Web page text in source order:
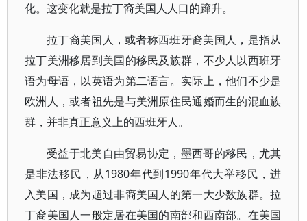
化。这变化就是拉丁裔美国人人口的蹿升。
拉丁裔美国人，或者称西班牙裔美国人，是指从
拉丁美洲移居到美国的移民及族群，不少人以西班牙
语为母语，以英语为第二语言。实际上，他们不少是
欧洲人，或者祖先是与美洲原住民通婚而生的混血族
群，并非真正意义上的西班牙人。
受益于北美自由贸易协定，墨西哥的移民，尤其
是非法移民，从1980年代到1990年代大举移民，进
入美国，成为超过非裔美国人的第一大少数族群。拉
丁裔美国人一般定居在美国的南部和西南部。在美国